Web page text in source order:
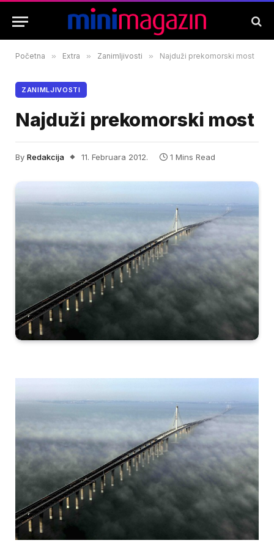
Početna » Extra » Zanimljivosti » Najduži prekomorski most
ZANIMLJIVOSTI
Najduži prekomorski most
By Redakcija 11. Februara 2012. 1 Mins Read